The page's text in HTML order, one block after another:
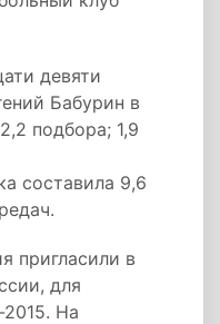
девяти
Бабурин в
подбора; 1,9
составила 9,6
пригласили в
для
2015. На